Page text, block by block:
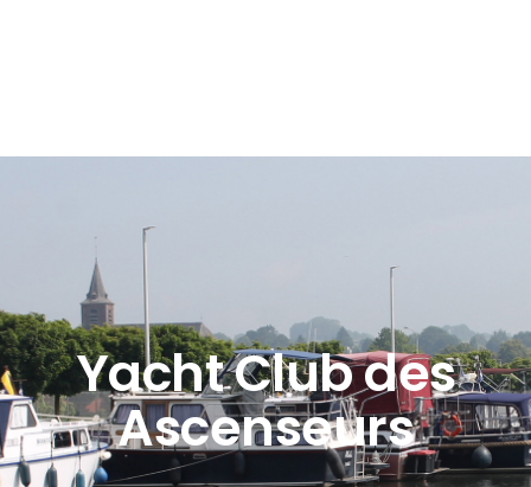
Yacht Club des
Ascenseurs